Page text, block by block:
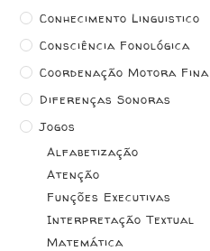
Conhecimento Linguistico
Consciência Fonológica
Coordenação Motora Fina
Diferenças Sonoras
Jogos
Alfabetização
Atenção
Funções Executivas
Interpretação Textual
Matemática